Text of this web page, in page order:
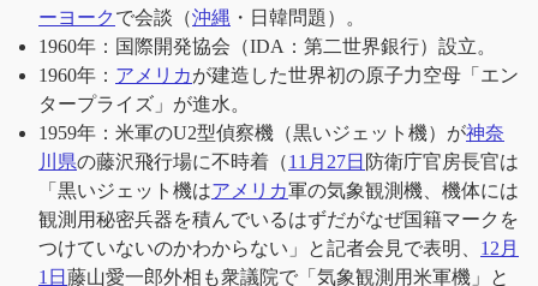
ーヨーク で会談（沖縄 ・日韓問題）。
1960年：国際開発協会（IDA：第二世界銀行）設立。
1960年： アメリカが建造した世界初の原子力空母「エン
タープライズ」が進水。
1959年：米軍のU2型偵察機（黒いジェット機）が神奈
川県の藤沢飛行場に不時着（11月27日 防衛庁官房長官は
「黒いジェット機はアメリカ軍の気象観測機、機体には
観測用秘密兵器を積んでいるはずだがなぜ国籍マークを
つけていないのかわからない」と記者会見で表明、 12月
1日 藤山愛一郎外相も衆議院で「気象観測用米軍機」と